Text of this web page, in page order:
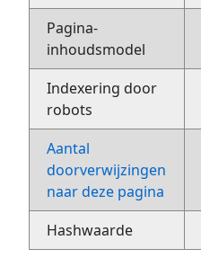
Pagina-
inhoudsmodel
Indexering door
robots
Aantal
doorverwijzingen
naar deze pagina
Hashwaarde